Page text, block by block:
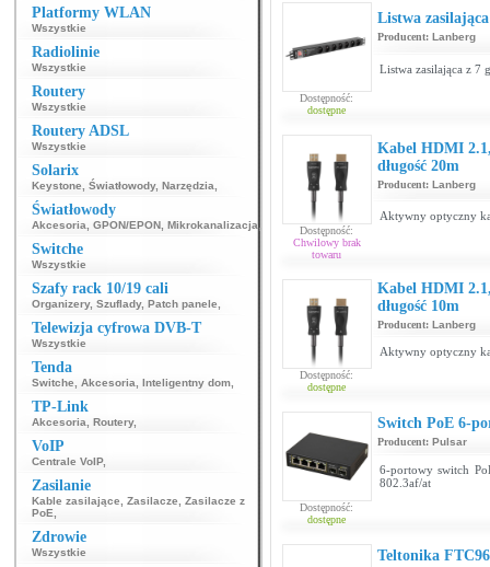
Platformy WLAN
Wszystkie
Radiolinie
Wszystkie
Routery
Wszystkie
Routery ADSL
Wszystkie
Solarix
Keystone Światłowody, Narzędzia
Światłowody
Akcesoria GPON/EPON Mikrokanalizacja
Switche
Wszystkie
Szafy rack 10/19 cali
Organizery, Szuflady, Patch panele
Telewizja cyfrowa DVB-T
Wszystkie
Tenda
Switche Akcesoria Inteligentny dom
TP-Link
Akcesoria Routery,
VoIP
Centrale VoIP,
Zasilanie
Kable zasilające Zasilacze
Zasilacze z
PoE
Zdrowie
Wszystkie
Dostępność:
dostępne
Listwa
Producent: Lanberg
Listwa zasilająca z 7
Dostępność:
Chwilowy brak
towaru
Kabel HDMI
długość 20m
Producent: Lanberg
Aktywny optyczny
Dostępność:
dostępne
Kabel HDMI
długość 10m
Producent: Lanberg
Aktywny optyczny
Dostępność:
dostępne
Switch PoE 6-
Producent: Pulsar
6-portowy switch
802.3af/at
Teltonika